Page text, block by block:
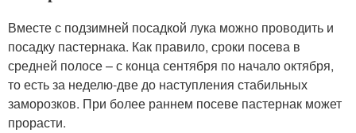
Вместе с подзимней посадкой лука можно проводить и
посадку пастернака. Как правило, сроки посева в
средней полосе – с конца сентября по начало октября,
то есть за неделю-две до наступления стабильных
заморозков. При более раннем посеве пастернак может
прорасти.